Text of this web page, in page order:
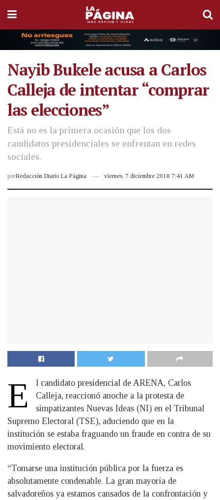
Nayib Bukele acusa a Carlos
Calleja de intentar “comprar
las elecciones”
Está no es la primera ocasión que los dos
candidatos presidenciales se enfrentan en redes
sociales.
porRedacción Diario La Página viernes, 7 diciembre 2018 7:41 AM
E
l candidato presidencial de ARENA, Carlos
Calleja, reaccionó anoche a la protesta de
simpatizantes Nuevas Ideas (NI) en el Tribunal
Supremo Electoral (TSE), aduciendo que en la
institución se estaba fraguando un fraude en contra de su
movimiento electoral.
“Tomarse una institución pública por la fuerza es
absolutamente condenable. La gran mayoría de
salvadoreños ya estamos cansados de la confrontación y